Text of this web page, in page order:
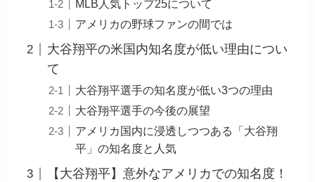
MLB人気トップ25について
アメリカの野球ファンの間では
大谷翔平の米国内知名度が低い理由につい
て
大谷翔平選手の知名度が低い3つの理由
大谷翔平選手の今後の展望
アメリカ国内に浸透しつつある「大谷翔
平」の知名度と人気
【大谷翔平】意外なアメリカでの知名度！